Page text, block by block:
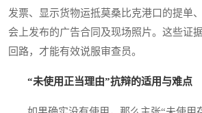
发票、显示货物运抵莫桑比克港口的提单
会上发布的广告合同及现场照片。这些证
回路，才能有效说服审查员。
“未使用正当理由”抗辩的适用与难点